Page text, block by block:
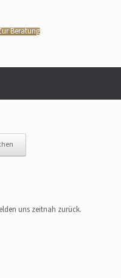
Beratung
uns zeitnah zurück.